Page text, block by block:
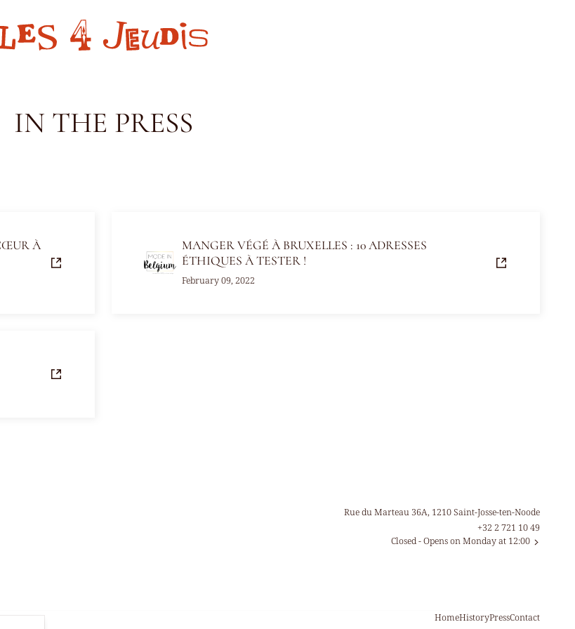
IN THE PRESS
À
MANGER VÉGÉ À BRUXELLES : 10 ADRESSES
ÉTHIQUES À TESTER !
February 09, 2022
Rue du Marteau 36A, 1210 Saint-Josse-ten-Noode
+32 2 721 10 49
Closed- Opens on Monday at 12:00
HomeHistoryPressContact